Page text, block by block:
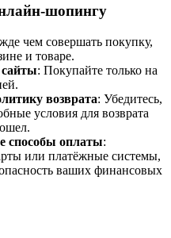
шопингу
чем совершать покупку,
и товаре.
: Покупайте только на
возврата: Убедитесь,
условия для возврата
способы оплаты:
или платёжные системы,
ваших финансовых